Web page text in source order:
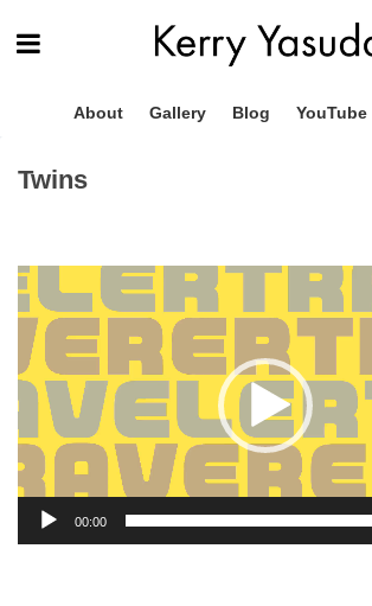
About Gallery Blog YouTube
Twins
動
画
プ
レ
ー
ヤ
00:00